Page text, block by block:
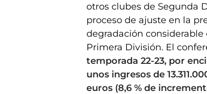
otros clubes de Segunda
proceso de ajuste en la
degradación considerable
Primera División. El
temporada 22-23, por
unos ingresos de
euros (8,6 % de